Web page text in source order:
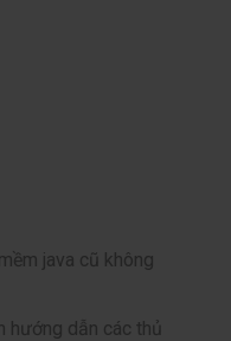
java cũ không
hướng dẫn các thủ